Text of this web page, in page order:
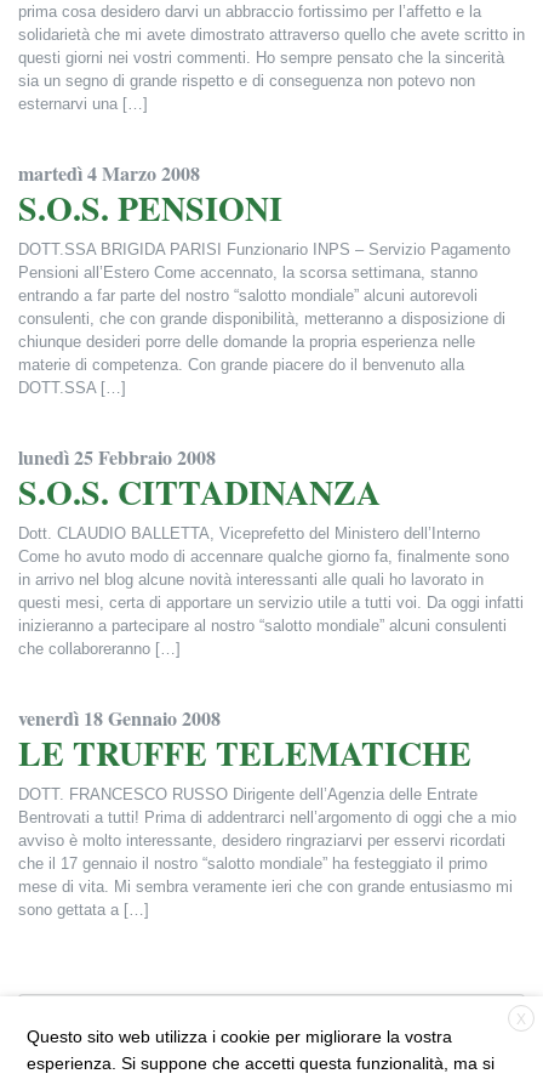
prima cosa desidero darvi un abbraccio fortissimo per l’affetto e la
solidarietà che mi avete dimostrato attraverso quello che avete scritto in
questi giorni nei vostri commenti. Ho sempre pensato che la sincerità
sia un segno di grande rispetto e di conseguenza non potevo non
esternarvi una […]
martedì 4 Marzo 2008
S.O.S. PENSIONI
DOTT.SSA BRIGIDA PARISI Funzionario INPS – Servizio Pagamento
Pensioni all’Estero Come accennato, la scorsa settimana, stanno
entrando a far parte del nostro “salotto mondiale” alcuni autorevoli
consulenti, che con grande disponibilità, metteranno a disposizione di
chiunque desideri porre delle domande la propria esperienza nelle
materie di competenza. Con grande piacere do il benvenuto alla
DOTT.SSA […]
lunedì 25 Febbraio 2008
S.O.S. CITTADINANZA
Dott. CLAUDIO BALLETTA, Viceprefetto del Ministero dell’Interno
Come ho avuto modo di accennare qualche giorno fa, finalmente sono
in arrivo nel blog alcune novità interessanti alle quali ho lavorato in
questi mesi, certa di apportare un servizio utile a tutti voi. Da oggi infatti
inizieranno a partecipare al nostro “salotto mondiale” alcuni consulenti
che collaboreranno […]
venerdì 18 Gennaio 2008
LE TRUFFE TELEMATICHE
DOTT. FRANCESCO RUSSO Dirigente dell’Agenzia delle Entrate
Bentrovati a tutti! Prima di addentrarci nell’argomento di oggi che a mio
avviso è molto interessante, desidero ringraziarvi per esservi ricordati
che il 17 gennaio il nostro “salotto mondiale” ha festeggiato il primo
mese di vita. Mi sembra veramente ieri che con grande entusiasmo mi
sono gettata a […]
ProntoFrancesca.it
© 2026 Francesca Alderisi |Informativa Privacy |
X
Questo sito web utilizza i cookie per migliorare la vostra
esperienza. Si suppone che accetti questa funzionalità, ma si